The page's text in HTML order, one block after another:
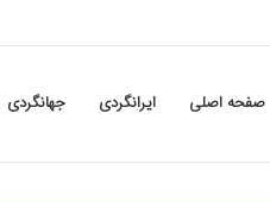
صفحه اصلی ایرانگردی جهانگردی